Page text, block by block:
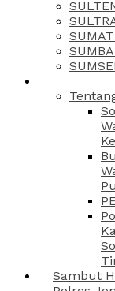
Sambut